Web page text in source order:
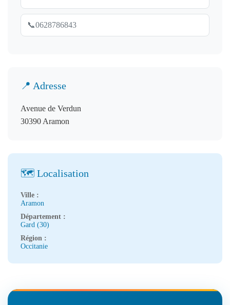
📞0628786843
📍 Adresse
Avenue de Verdun
30390 Aramon
🗺️ Localisation
Ville :
Aramon
Département :
Gard (30)
Région :
Occitanie